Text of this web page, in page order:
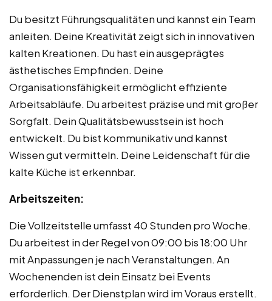
Du besitzt Führungsqualitäten und kannst ein Team
anleiten. Deine Kreativität zeigt sich in innovativen
kalten Kreationen. Du hast ein ausgeprägtes
ästhetisches Empfinden. Deine
Organisationsfähigkeit ermöglicht effiziente
Arbeitsabläufe. Du arbeitest präzise und mit großer
Sorgfalt. Dein Qualitätsbewusstsein ist hoch
entwickelt. Du bist kommunikativ und kannst
Wissen gut vermitteln. Deine Leidenschaft für die
kalte Küche ist erkennbar.
Arbeitszeiten:
Die Vollzeitstelle umfasst 40 Stunden pro Woche.
Du arbeitest in der Regel von 09:00 bis 18:00 Uhr
mit Anpassungen je nach Veranstaltungen. An
Wochenenden ist dein Einsatz bei Events
erforderlich. Der Dienstplan wird im Voraus erstellt.